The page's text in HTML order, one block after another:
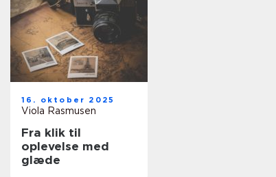
16. oktober 2025
Viola Rasmusen
Fra klik til
oplevelse med
glæde